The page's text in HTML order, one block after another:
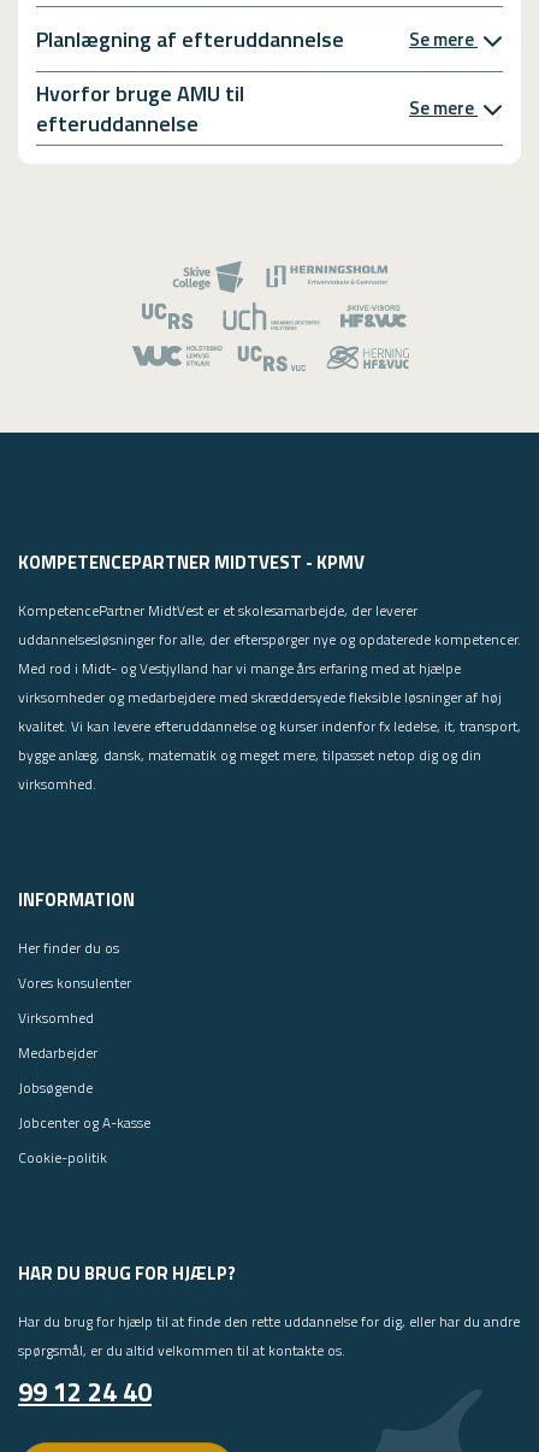
Planlægning af efteruddannelse Se mere
Hvorfor bruge AMU til
efteruddannelse
Se mere
KOMPETENCEPARTNER MIDTVEST - KPMV
KompetencePartner MidtVest er et skolesamarbejde, der leverer
uddannelsesløsninger for alle, der efterspørger nye og opdaterede kompetencer.
Med rod i Midt- og Vestjylland har vi mange års erfaring med at hjælpe
virksomheder og medarbejdere med skræddersyede fleksible løsninger af høj
kvalitet. Vi kan levere efteruddannelse og kurser indenfor fx ledelse, it, transport,
bygge anlæg, dansk, matematik og meget mere, tilpasset netop dig og din
virksomhed.
INFORMATION
Her finder du os
Vores konsulenter
Virksomhed
Medarbejder
Jobsøgende
Jobcenter og A-kasse
Cookie-politik
HAR DU BRUG FOR HJÆLP?
Har du brug for hjælp til at finde den rette uddannelse for dig, eller har du andre
spørgsmål, er du altid velkommen til at kontakte os.
99 12 24 40